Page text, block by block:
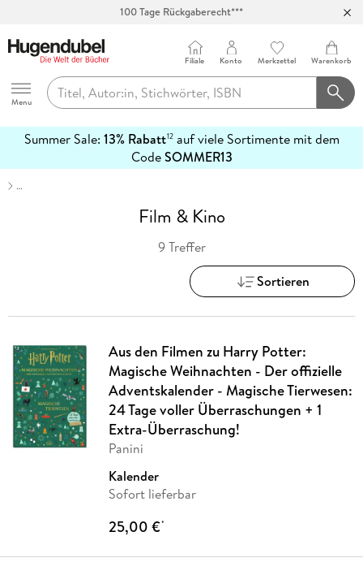
100 Tage Rückgaberecht***
Hugendubel
Menu
Filiale Konto Merkzettel Warenkorb
Summer Sale: 13% Rabatt12auf viele Sortimente mit dem
CodeSOMMER13
erfahren
…
Film & Kino
9 Treffer
Sortieren
Aus den Filmen zu Harry Potter:
Magische Weihnachten - Der offizielle
Adventskalender - Magische Tierwesen:
24 Tage voller Überraschungen + 1
Extra-Überraschung!
Panini
Kalender
Sofort lieferbar
25,00 €*